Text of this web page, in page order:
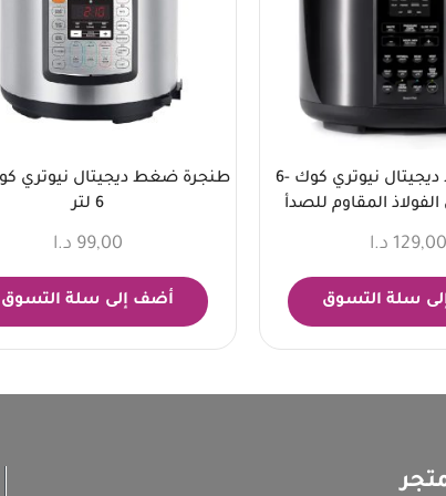
طنجرة ضغط ديجيتال نيوتري كوك -6
المقاوم للصدأ
129,00 د.ا
سلة التسوق
طنجرة ضغط ديجيتال نيوتري
6 لتر
99,00 د.ا
أضف إلى سلة التسوق